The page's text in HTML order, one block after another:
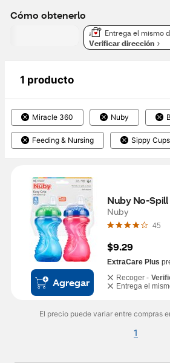
Cómo obtenerlo
Entrega el mismo
Verificar dirección
1 producto
Miracle 360 Nuby
Feeding & Nursing Sippy Cups
Agregar
Nuby No-Spill
Nuby
45
$9.29
ExtraCare Plus
Recoger -
Entrega el
El precio puede variar entre compras
1